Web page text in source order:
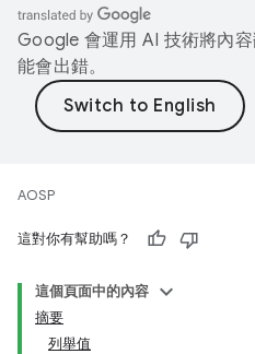
Google 會運用 AI 技術將內
能會出錯。
AOSP
這對你有幫助嗎？
這個頁面中的內容
摘要
列舉值